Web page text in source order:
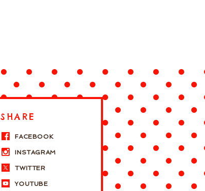
SHARE
FACEBOOK
INSTAGRAM
TWITTER
YOUTUBE